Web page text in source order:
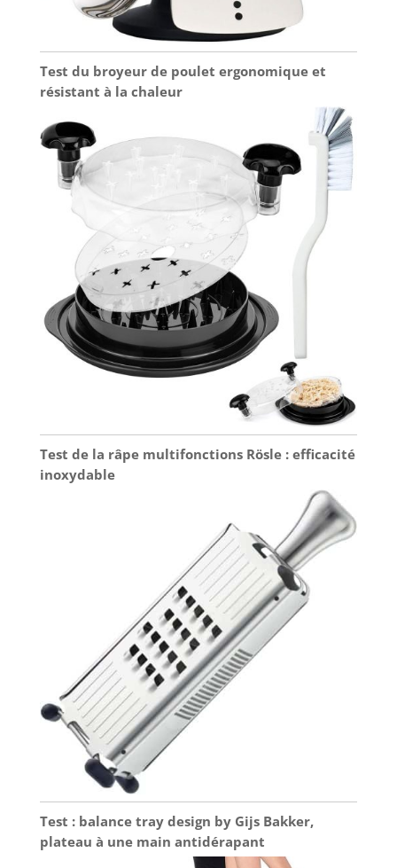
Test du broyeur de poulet ergonomique et
résistant à la chaleur
Test de la râpe multifonctions Rösle : efficacité
inoxydable
Test : balance tray design by Gijs Bakker,
plateau à une main antidérapant